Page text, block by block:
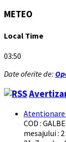
METEO
Local Time
03:50
Date oferite de:
COD :
mesajului :